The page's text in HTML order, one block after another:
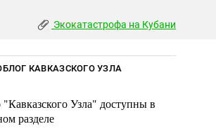
Экокатастрофа на Кубани
КАВКАЗСКОГО УЗЛА
Узла" доступны в
разделе